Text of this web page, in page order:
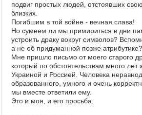
подвиг простых людей, отстоявших
близких.
Погибшим в той войне - вечная слава!
Но сумеем ли мы примириться в дни
устроить драку вокруг символов?
а не об придуманной позже
Мне пришло письмо от моего старого
который по обстоятельствам много лет
Украиной и Россией. Человека
образованного, умного и очень
мы вместе ответили ему.
Это и моя, и его просьба.